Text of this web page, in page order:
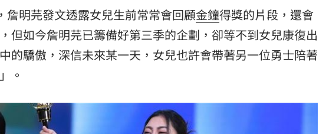
詹明芫發文透露女兒生前常常會回顧金鐘得獎的片段，還會
但如今詹明芫已籌備好第三季的企劃，卻等不到女兒康復出
的驕傲，深信未來某一天，女兒也許會帶著另一位勇士陪著
。